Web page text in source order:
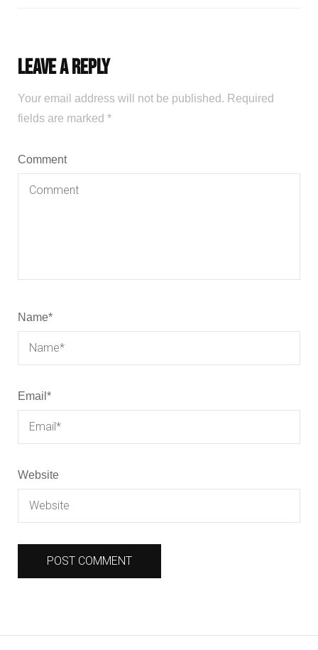
Leave a Reply
Your email address will not be published. Required
fields are marked *
Comment
Name*
Email *
Website